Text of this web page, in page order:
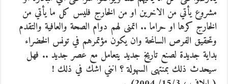
مشروع يأتي من الاخرين او من الخارج فليس كل ما يأتي من
الخارج كرها او حراما .. اتمنى لهم دوام الصحة والعافية والتقدم
وتحقيق الفرص السانحة وان يكون مؤتمرهم في تونس الخضراء
بداية جديدة لصنع تاريخ جديد يتعامل مع عصر جديد .. فهل
سيحدث ذلك بمنتهى السهولة ؟ انني اشك في ذلك !